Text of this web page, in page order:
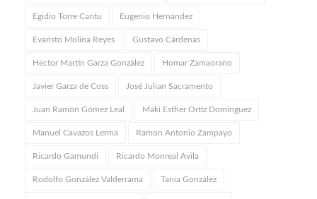
Egidio Torre Cantu Eugenio Hernández
Evaristo Molina Reyes Gustavo Cárdenas
Hector Martín Garza González Homar Zamaorano
Javier Garza de Coss José Julian Sacramento
Juan Ramón Gómez Leal Maki Esther Ortiz Dominguez
Manuel Cavazos Lerma Ramon Antonio Zampayo
Ricardo Gamundi Ricardo Monreal Avila
Rodolfo González Valderrama Tania González